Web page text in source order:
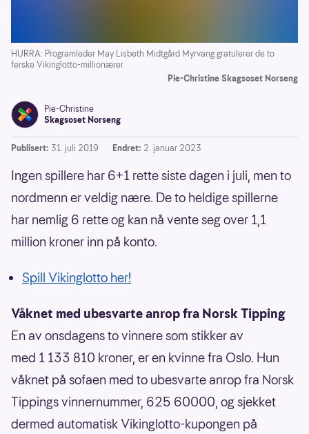
HURRA: Programleder May Lisbeth Midtgård Myrvang gratulerer de to
ferske Vikinglotto-millionærer.
Pie-Christine Skagsoset Norseng
Pie-Christine
Skagsoset Norseng
Publisert: 31. juli 2019 Endret: 2. januar 2023
Ingen spillere har 6+1 rette siste dagen i juli, men to
nordmenn er veldig nære. De to heldige spillerne
har nemlig 6 rette og kan nå vente seg over 1,1
million kroner inn på konto.
Spill Vikinglotto her!
Våknet med ubesvarte anrop fra Norsk Tipping
En av onsdagens to vinnere som stikker av
med 1 133 810 kroner, er en kvinne fra Oslo. Hun
våknet på sofaen med to ubesvarte anrop fra Norsk
Tippings vinnernummer, 625 60000, og sjekket
dermed automatisk Vikinglotto-kupongen på